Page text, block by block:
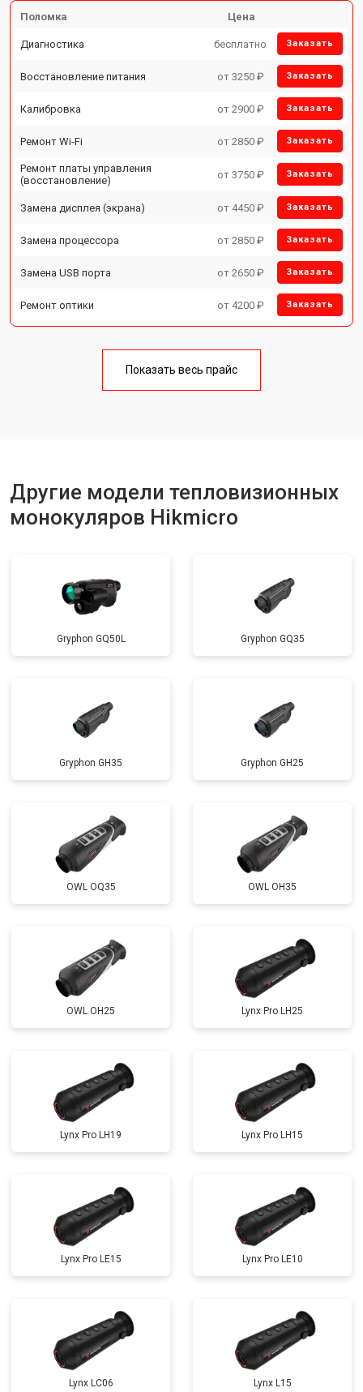
Поломка Цена
Диагностика бесплатно Заказать
Восстановление питания от 3250 ₽ Заказать
Калибровка от 2900 ₽ Заказать
Ремонт Wi-Fi от 2850 ₽ Заказать
Ремонт платы управления
(восстановление)
от 3750 ₽ Заказать
Замена дисплея (экрана) от 4450 ₽ Заказать
Замена процессора от 2850 ₽ Заказать
Замена USB порта от 2650 ₽ Заказать
Ремонт оптики от 4200 ₽ Заказать
Показать весь прайс
Другие модели тепловизионных
монокуляров Hikmicro
Gryphon GQ50L Gryphon GQ35
Gryphon GH35 Gryphon GH25
OWL OQ35 OWL OH35
OWL OH25 Lynx Pro LH25
Lynx Pro LH19 Lynx Pro LH15
Lynx Pro LE15 Lynx Pro LE10
Lynx LC06 Lynx L15